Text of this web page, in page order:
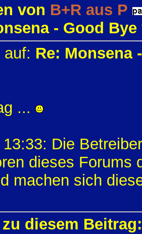
von B+R aus P
- Good Bye
Re: Monsena
...
Die
dieses Forums
machen sich
diesem Beitrag: